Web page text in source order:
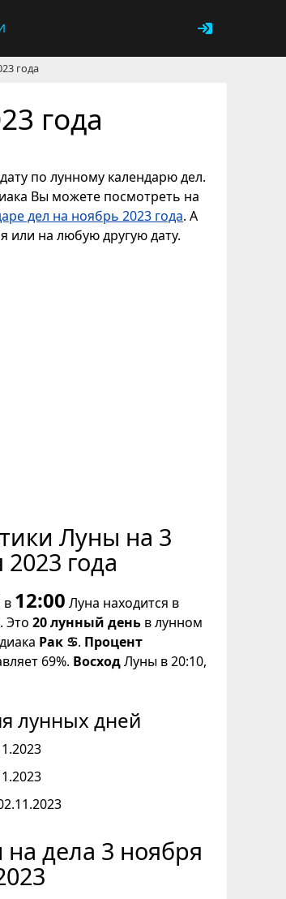
года
года
по лунному календарю дел.
Вы можете посмотреть на
дел на ноябрь 2023 года. А
или на любую другую дату.
Луны на 3
года
в 12:00 Луна находится в
. Это 20 лунный день в лунном
Рак ♋. Процент
69%. ВосходЛуны в 20:10,
лунных дней
дела 3 ноября